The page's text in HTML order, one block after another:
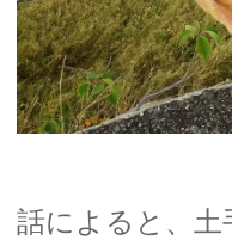
話によると、土